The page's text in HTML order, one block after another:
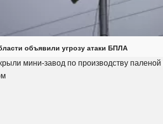
объявили угрозу атаки БПЛА